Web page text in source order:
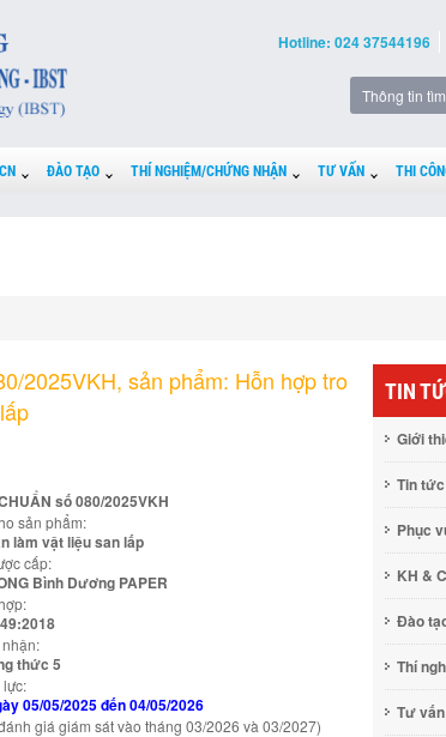
Hotline: 024 37544196
ĐÀO TẠO THÍ NGHIỆM/CHỨNG NHẬN TƯ VẤN THI
2025VKH, sản phẩm: Hỗn hợp tro
số 080/2025VKH
sản phẩm:
làm vật liệu san lấp
cấp:
Bình Dương PAPER
thức 5
lực:
05/05/2025 đến 04/05/2026
giá giám sát vào tháng 03/2026 và 03/2027)
TIN
Giới
Tin tức
Phục
KH &
Đào
Thí
Tư vấn